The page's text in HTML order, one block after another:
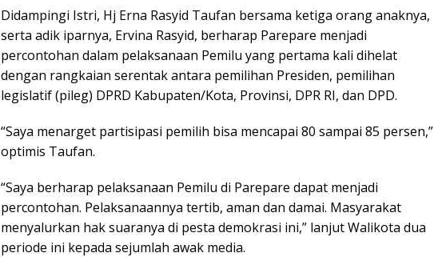
Didampingi Istri, Hj Erna Rasyid Taufan bersama ketiga orang anaknya,
serta adik iparnya, Ervina Rasyid, berharap Parepare menjadi
percontohan dalam pelaksanaan Pemilu yang pertama kali dihelat
dengan rangkaian serentak antara pemilihan Presiden, pemilihan
legislatif (pileg) DPRD Kabupaten/Kota, Provinsi, DPR RI, dan DPD.
“Saya menarget partisipasi pemilih bisa mencapai 80 sampai 85 persen,”
optimis Taufan.
“Saya berharap pelaksanaan Pemilu di Parepare dapat menjadi
percontohan. Pelaksanaannya tertib, aman dan damai. Masyarakat
menyalurkan hak suaranya di pesta demokrasi ini,” lanjut Walikota dua
periode ini kepada sejumlah awak media.